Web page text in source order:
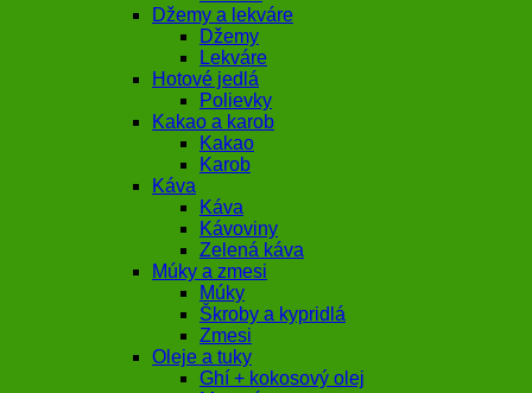
Džemy a lekváre
Džemy
Lekváre
Hotové jedlá
Polievky
Kakao a karob
Kakao
Karob
Káva
Káva
Kávoviny
Zelená káva
Múky a zmesi
Múky
Škroby a kypridlá
Zmesi
Oleje a tuky
Ghí + kokosový olej